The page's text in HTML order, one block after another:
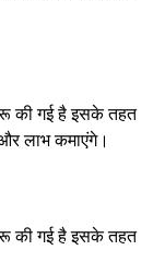
की गई है इसके तहत
और लाभ कमाएंगे।
की गई है इसके तहत